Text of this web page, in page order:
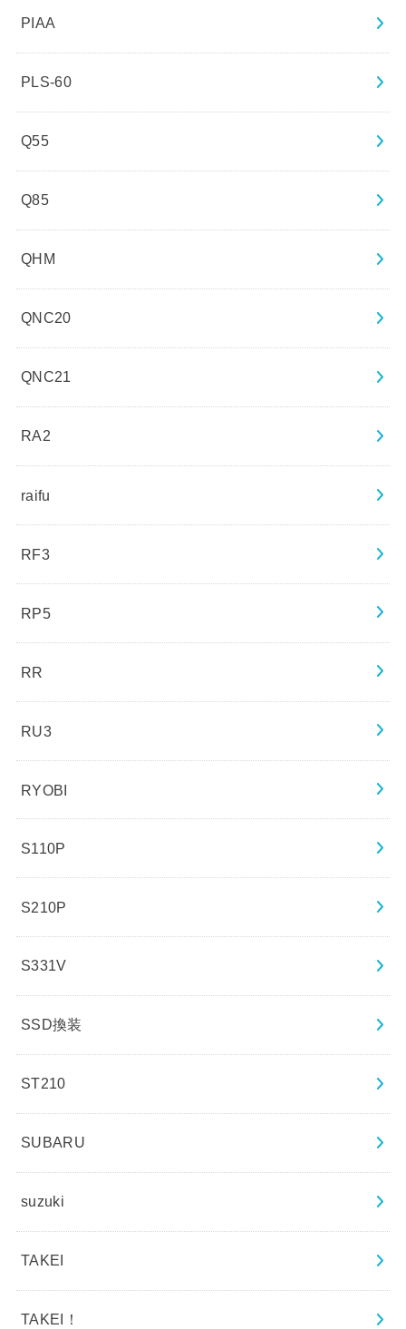
PIAA
PLS-60
Q55
Q85
QHM
QNC20
QNC21
RA2
raifu
RF3
RP5
RR
RU3
RYOBI
S110P
S210P
S331V
SSD換装
ST210
SUBARU
suzuki
TAKEI
TAKEI！